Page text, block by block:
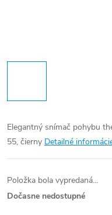
Elegantný snímač pohybu
55, čierny Detailné
Položka bola vypredaná…
Dočasne nedostupné